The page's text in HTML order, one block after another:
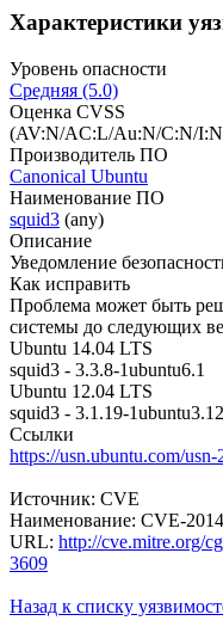
Характеристики
Уровень опасности
Средняя (5.0)
Оценка CVSS
(AV:N/AC:L/Au:N/C:N/
Производитель ПО
Canonical Ubuntu
Наименование ПО
squid3 (any)
Описание
Уведомление
Как исправить
Проблема может быть
системы до следующих
Ubuntu 14.04 LTS
squid3 - 3.3.8-1ubuntu6.1
Ubuntu 12.04 LTS
squid3 - 3.1.19-
Ссылки
https://usn.ubuntu.com/usn-
Источник: CVE
Наименование: CVE-
URL: http://cve.mitre.org/
3609
Назад к списку